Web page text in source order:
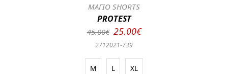
ΜΑΓΙΟ SHORTS
PROTEST
45.00€ 25.00€
2712021-739
M L XL